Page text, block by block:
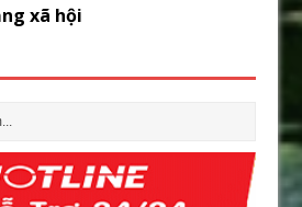
xã hội